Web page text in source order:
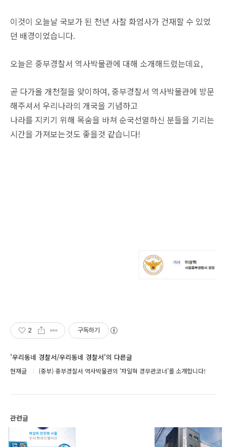
이것이 오늘날 국보가 된 천년 사찰 화엄사가 건재할 수 있었
던 배경이었습니다.
오늘은 중부경찰서 역사박물관에 대해 소개해드렸는데요,
곧 다가올 개천절을 맞이하여, 중부경찰서 역사박물관에 방문
해주셔서 우리나라의 개국을 기념하고
나라를 지키기 위해 목숨을 바쳐 순국선열하신 분들을 기리는
시간을 가져보는것도 좋을것 같습니다!
2 구독하기
'우리동네 경찰서/우리동네 경찰서'의 다른글
현재글 (중부) 중부경찰서 역사박물관의 '차일혁 경무관코너'를 소개합니다!
관련글